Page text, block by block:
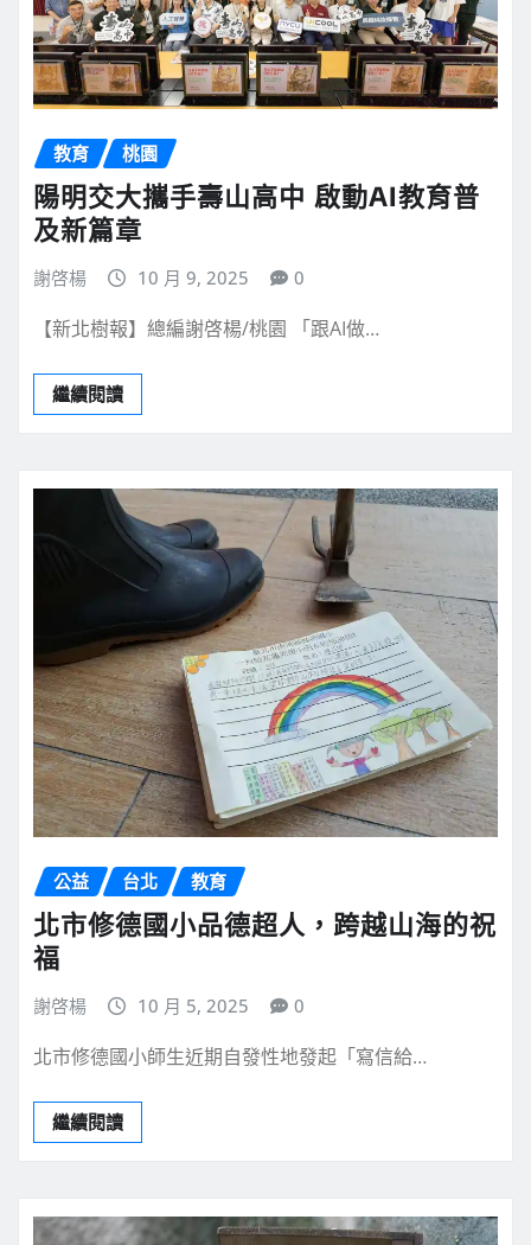
教育 桃園
陽明交大攜手壽山高中 啟動AI教育普
及新篇章
謝啓楊 10 月 9, 2025 0
【新北樹報】總編謝啓楊/桃園 「跟AI做…
繼續閱讀
公益 台北 教育
北市修德國小品德超人，跨越山海的祝
福
謝啓楊 10 月 5, 2025 0
北市修德國小師生近期自發性地發起「寫信給…
繼續閱讀